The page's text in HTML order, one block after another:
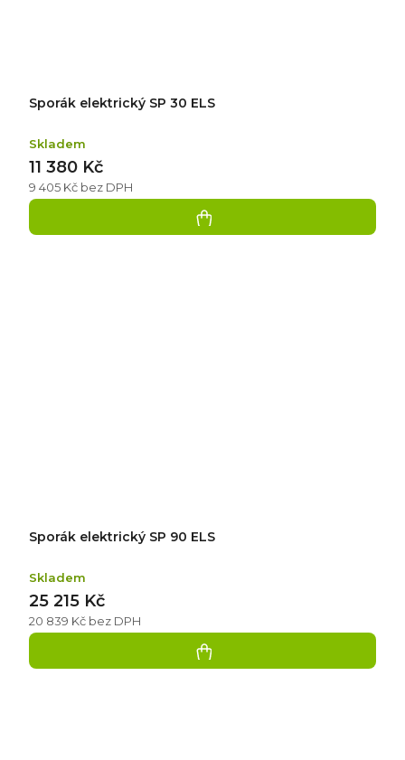
Sporák elektrický SP 30 ELS
Skladem
9 405 Kč bez DPH
11 380 Kč
Sporák elektrický SP 90 ELS
Skladem
20 839 Kč bez DPH
25 215 Kč